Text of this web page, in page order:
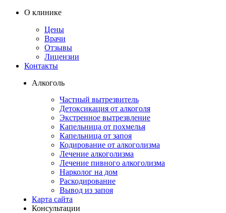
О клинике
Цены
Врачи
Отзывы
Лицензии
Контакты
Алкоголь
Частный вытрезвитель
Детоксикация от алкоголя
Экстренное вытрезвление
Капельница от похмелья
Капельница от запоя
Кодирование от алкоголизма
Лечение алкоголизма
Лечение пивного алкоголизма
Нарколог на дом
Раскодирование
Вывод из запоя
Карта сайта
Консультации